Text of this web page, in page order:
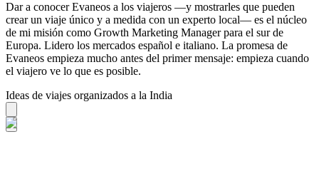
Dar a conocer Evaneos a los viajeros —y mostrarles que pueden
crear un viaje único y a medida con un experto local— es el núcleo
de mi misión como Growth Marketing Manager para el sur de
Europa. Lidero los mercados español e italiano. La promesa de
Evaneos empieza mucho antes del primer mensaje: empieza cuando
el viajero ve lo que es posible.
Ideas de viajes organizados a la India